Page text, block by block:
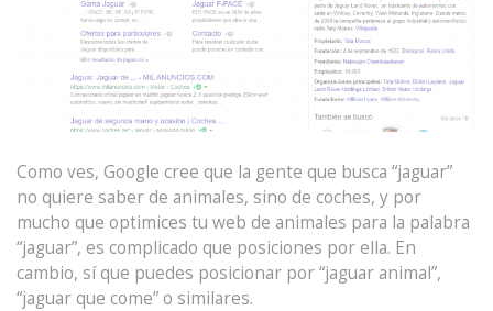
Como ves, Google cree que la gente que busca “jaguar”
no quiere saber de animales, sino de coches, y por
mucho que optimices tu web de animales para la palabra
“jaguar”, es complicado que posiciones por ella. En
cambio, sí que puedes posicionar por “jaguar animal”,
“jaguar que come” o similares.